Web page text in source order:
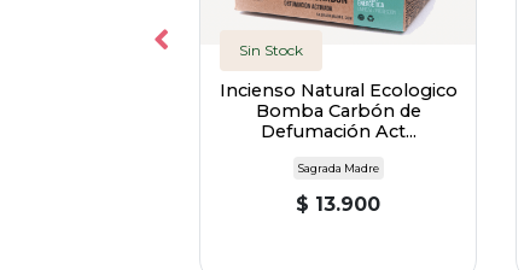
Sin Stock
Incienso Natural Ecologico
Bomba Carbón de
Defumación Act...
Sagrada Madre
$ 13.900